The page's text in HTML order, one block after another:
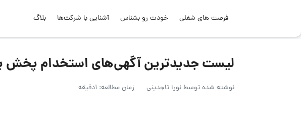
فرصت های شغلی خودت رو بشناس آشنایی با شرکت‌ها بلاگ
لیست جدیدترین آگهی‌های استخدام پخش یک و یک | 2
نوشته شده توسطنورا تاجدینی زمان مطالعه: 1دقیقه